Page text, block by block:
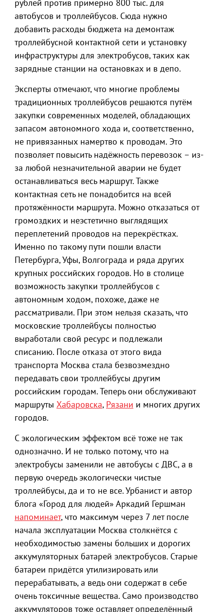
рублей против примерно 800 тыс. для
автобусов и троллейбусов. Сюда нужно
добавить расходы бюджета на демонтаж
троллейбусной контактной сети и установку
инфраструктуры для электробусов, таких как
зарядные станции на остановках и в депо.
Эксперты отмечают, что многие проблемы
традиционных троллейбусов решаются путём
закупки современных моделей, обладающих
запасом автономного хода и, соответственно,
не привязанных намертво к проводам. Это
позволяет повысить надёжность перевозок – из-
за любой незначительной аварии не будет
останавливаться весь маршрут. Также
контактная сеть не понадобится на всей
протяжённости маршрута. Можно отказаться от
громоздких и неэстетично выглядящих
переплетений проводов на перекрёстках.
Именно по такому пути пошли власти
Петербурга, Уфы, Волгограда и ряда других
крупных российских городов. Но в столице
возможность закупки троллейбусов с
автономным ходом, похоже, даже не
рассматривали. При этом нельзя сказать, что
московские троллейбусы полностью
выработали свой ресурс и подлежали
списанию. После отказа от этого вида
транспорта Москва стала безвозмездно
передавать свои троллейбусы другим
российским городам. Теперь они обслуживают
маршруты Хабаровска, Рязани и многих других
городов.
С экологическим эффектом всё тоже не так
однозначно. И не только потому, что на
электробусы заменили не автобусы с ДВС, а в
первую очередь экологически чистые
троллейбусы, да и то не все. Урбанист и автор
блога «Город для людей» Аркадий Гершман
напоминает, что максимум через 7 лет после
начала эксплуатации Москва столкнётся с
необходимостью замены больших и дорогих
аккумуляторных батарей электробусов. Старые
батареи придётся утилизировать или
перерабатывать, а ведь они содержат в себе
очень токсичные вещества. Само производство
аккумуляторов тоже оставляет определённый